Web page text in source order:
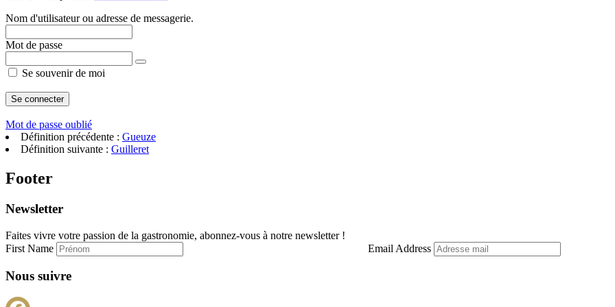
Nom d'utilisateur ou adresse de messagerie.
Mot de passe
Se souvenir de moi
Mot de passe oublié
Définition précédente : Gueuze
Définition suivante : Guilleret
Footer
Newsletter
Faites vivre votre passion de la gastronomie, abonnez-vous à notre newsletter !
First Name
Email Address
Nous suivre